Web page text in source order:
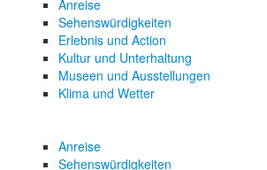
Anreise
Sehenswürdigkeiten
Erlebnis und Action
Kultur und Unterhaltung
Museen und Ausstellungen
Klima und Wetter
Anreise
Sehenswürdigkeiten